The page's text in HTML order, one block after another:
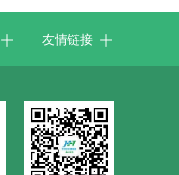
 友情链接 